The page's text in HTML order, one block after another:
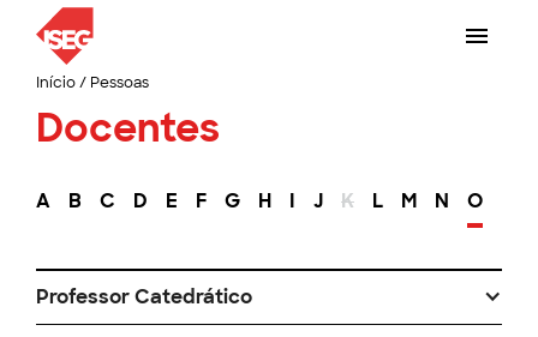
Início/ Pessoas
Docentes
A B C D E F G H I J K L M N O
Professor Catedrático